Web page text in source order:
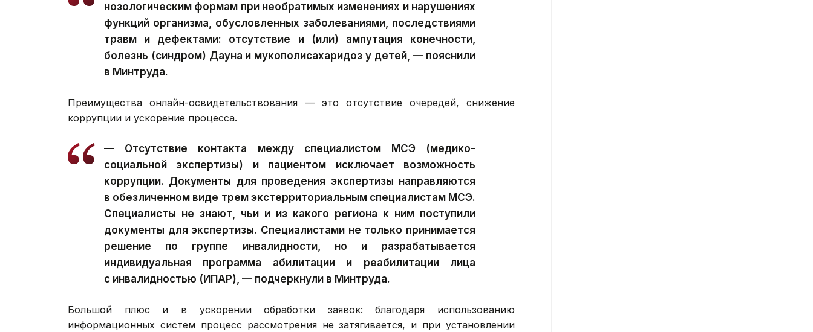
нозологическим формам при необратимых изменениях и нарушениях
функций организма, обусловленных заболеваниями, последствиями
травм и дефектами: отсутствие и (или) ампутация конечности,
болезнь (синдром) Дауна и мукополисахаридоз у детей, — пояснили
в Минтруда.
Преимущества онлайн-освидетельствования — это отсутствие очередей, снижение
коррупции и ускорение процесса.
— Отсутствие контакта между специалистом МСЭ (медико-
социальной экспертизы) и пациентом исключает возможность
коррупции. Документы для проведения экспертизы направляются
в обезличенном виде трем экстерриториальным специалистам МСЭ.
Специалисты не знают, чьи и из какого региона к ним поступили
документы для экспертизы. Специалистами не только принимается
решение по группе инвалидности, но и разрабатывается
индивидуальная программа абилитации и реабилитации лица
с инвалидностью (ИПАР), — подчеркнули в Минтруда.
Большой плюс и в ускорении обработки заявок: благодаря использованию
информационных систем процесс рассмотрения не затягивается, и при установлении